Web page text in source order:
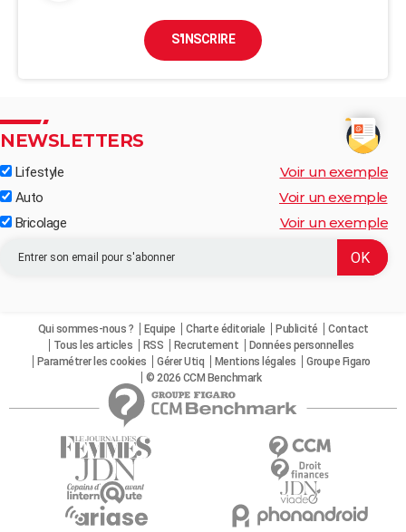
S'INSCRIRE
NEWSLETTERS
Lifestyle Voir un exemple
Auto Voir un exemple
Bricolage Voir un exemple
Qui sommes-nous ? Equipe Charte éditoriale Publicité
Contact
Tous les articles
RSS Recrutement
Données personnelles
Paramétrer les cookies
Gérer Utiq Mentions légales
Groupe Figaro
© 2026 CCM Benchmark